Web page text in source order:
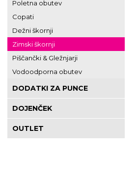
Poletna obutev
Copati
Dežni škornji
Zimski škornji
Piščančki & Gležnjarji
Vodoodporna obutev
DODATKI ZA PUNCE
DOJENČEK
OUTLET